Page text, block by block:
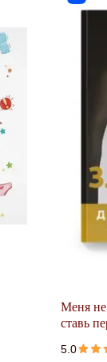
Меня не
ставь
5.0